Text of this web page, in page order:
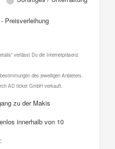
Preisverleihung
verlässt Du die Internetpräsenz
des jeweiligen Anbieters.
AD ticket GmbH verkauft.
zu der Makis
innerhalb von 10